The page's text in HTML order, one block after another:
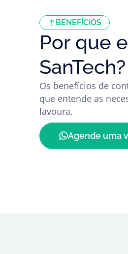
BENEFÍCIOS
Por que
SanTech?
Os benefícios de
que entende as
lavoura.
Agende uma